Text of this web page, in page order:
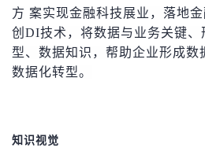
方 案实现金融科技展业，落地
创DI技术，将数据与业务关键
型、数据知识，帮助企业形成数
数据化转型。
知识视觉